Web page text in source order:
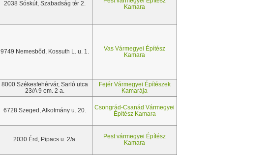
2038 Sóskút, Szabadság tér 2.
Kamara
9749 Nemesbőd, Kossuth L. u. 1.
Vas Vármegyei Építész
Kamara
8000 Székesfehérvár, Sarló utca
23/A 9 em. 2 a.
Fejér Vármegyei Építészek
Kamarája
6728 Szeged, Alkotmány u. 20.
Csongrád-Csanád Vármegyei
Építész Kamara
2030 Érd, Pipacs u. 2/a.
Pest vármegyei Építész
Kamara